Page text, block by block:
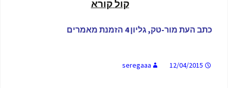
קולקורא
כתב העת מור-טק, גליון 4 הזמנת מאמרים
12/04/2015
seregaaa